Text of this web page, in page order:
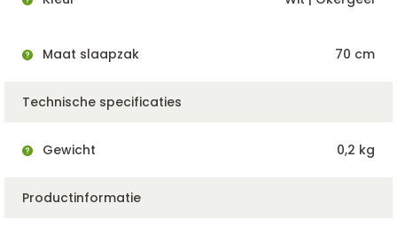
Maat slaapzak 70 cm
Technische specificaties
Gewicht 0,2 kg
Productinformatie